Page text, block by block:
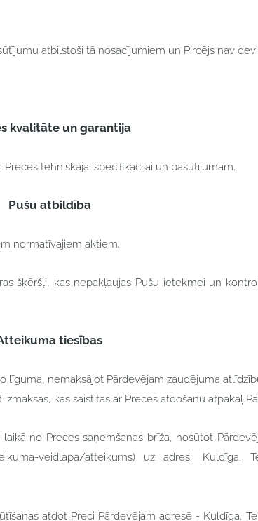
atbilstoši tā nosacījumiem un Pircējs nav
kvalitāte un garantija
tehniskajai specifikācijai un pasūtījumam.
Pušu atbildība
normatīvajiem aktiem.
šķēršļi, kas nepakļaujas Pušu ietekmei un
tiesības
līguma, nemaksājot Pārdevējam zaudējuma
kas saistītas ar Preces atdošanu atpakaļ
no Preces saņemšanas brīža, nosūtot
veidlapa/atteikums) uz adresi: Kuldīga,
atdot Preci Pārdevējam adresē - Kuldīga,